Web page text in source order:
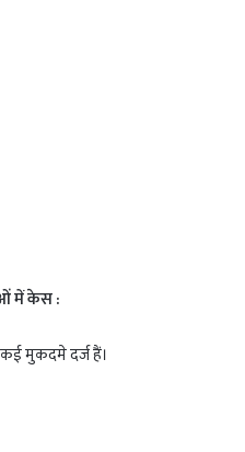
में केस :
मुकदमे दर्ज हैं।